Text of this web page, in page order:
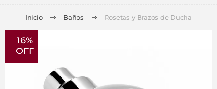
Inicio Baños Rosetas y Brazos de Ducha
16%
OFF